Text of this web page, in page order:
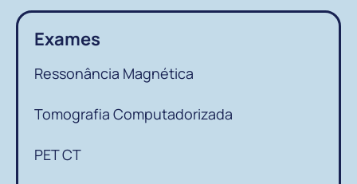
Exames
Ressonância Magnética
Tomografia Computadorizada
PET CT